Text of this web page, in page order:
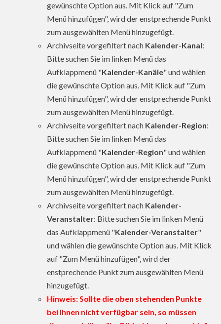
gewünschte Option aus. Mit Klick auf "Zum
Menü hinzufügen", wird der enstprechende Punkt
zum ausgewählten Menü hinzugefügt.
Archivseite vorgefiltert nach Kalender-Kanal:
Bitte suchen Sie im linken Menü das
Aufklappmenü "Kalender-Kanäle" und wählen
die gewünschte Option aus. Mit Klick auf "Zum
Menü hinzufügen", wird der enstprechende Punkt
zum ausgewählten Menü hinzugefügt.
Archivseite vorgefiltert nach Kalender-Region:
Bitte suchen Sie im linken Menü das
Aufklappmenü "Kalender-Region" und wählen
die gewünschte Option aus. Mit Klick auf "Zum
Menü hinzufügen", wird der enstprechende Punkt
zum ausgewählten Menü hinzugefügt.
Archivseite vorgefiltert nach Kalender-
Veranstalter: Bitte suchen Sie im linken Menü
das Aufklappmenü "Kalender-Veranstalter"
und wählen die gewünschte Option aus. Mit Klick
auf "Zum Menü hinzufügen", wird der
enstprechende Punkt zum ausgewählten Menü
hinzugefügt.
Hinweis: Sollte die oben stehenden Punkte
bei Ihnen nicht verfügbar sein, so müssen